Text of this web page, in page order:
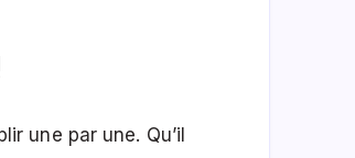
une par une. Qu’il